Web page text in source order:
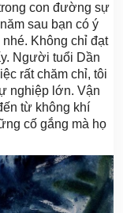
con đường sự
sau bạn có ý
Không chỉ đạt
Người tuổi Dần
rất chăm chỉ, tôi
nghiệp lớn. Vận
từ không khí
cố gắng mà họ